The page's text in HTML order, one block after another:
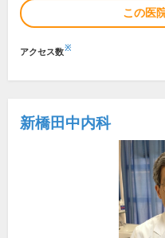
この医
アクセス数※
新橋田中内科